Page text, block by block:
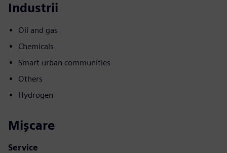
Industrii
Oil and gas
Chemicals
Smart urban communities
Others
Hydrogen
Mișcare
Service